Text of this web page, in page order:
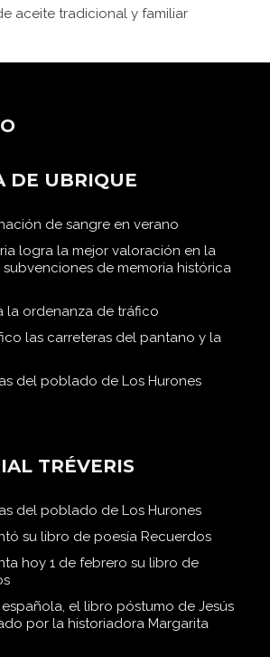
aceite tradicional y familiar
DE UBRIQUE
de sangre en verano
logra la mejor valoración en la
de memoria histórica
la ordenanza de tráfico
las carreteras del pantano y la
del poblado de Los Hurones
TRÉVERIS
del poblado de Los Hurones
su libro de poesía Recuerdos
hoy 1 de febrero su libro de
el libro póstumo de Jesús
por la historiadora Margarita